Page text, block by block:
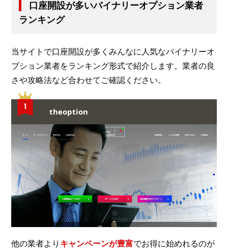
口座開設が多いバイナリーオプション業者
ランキング
当サイトで口座開設が多くみんなに人気なバイナリーオ
プション業者をランキング形式で紹介します。業者の良
さや攻略法など合わせてご確認ください。
theoption
他の業者より キャンペーンが豊富でお得に始めれるのが